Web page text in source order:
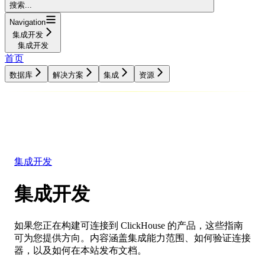
搜索...
Navigation
集成开发
集成开发
首页
数据库 解决方案 集成 资源
集成开发
集成开发
如果您正在构建可连接到 ClickHouse 的产品，这些指南
可为您提供方向。内容涵盖集成能力范围、如何验证连接
器，以及如何在本站发布文档。